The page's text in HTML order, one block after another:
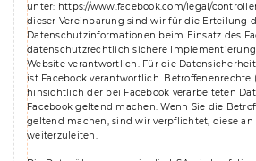
unter: https://www.facebook.com/legal/
dieser Vereinbarung sind wir für die Erteilung
Datenschutzinformationen beim Einsatz des
datenschutzrechtlich sichere Implementierung
Website verantwortlich. Für die
ist Facebook verantwortlich. Betroffenenrechte
hinsichtlich der bei Facebook verarbeiteten
Facebook geltend machen. Wenn Sie die
geltend machen, sind wir verpflichtet, diese an
weiterzuleiten.